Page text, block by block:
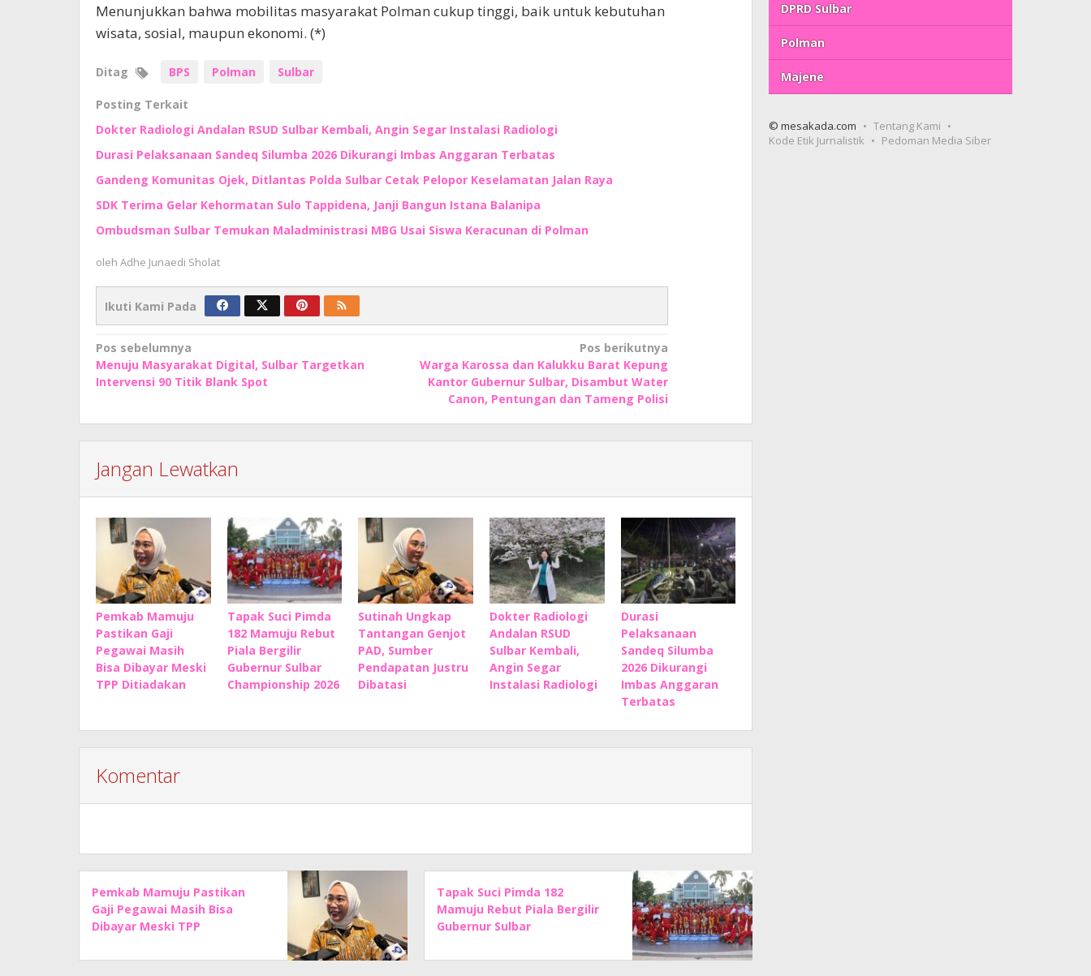
Menunjukkan bahwa mobilitas masyarakat Polman cukup tinggi, baik untuk kebutuhan
wisata, sosial, maupun ekonomi. (*)
Ditag BPS Polman Sulbar
Posting Terkait
Dokter Radiologi Andalan RSUD Sulbar Kembali, Angin Segar Instalasi Radiologi
Durasi Pelaksanaan Sandeq Silumba 2026 Dikurangi Imbas Anggaran Terbatas
Gandeng Komunitas Ojek, Ditlantas Polda Sulbar Cetak Pelopor Keselamatan Jalan Raya
SDK Terima Gelar Kehormatan Sulo Tappidena, Janji Bangun Istana Balanipa
Ombudsman Sulbar Temukan Maladministrasi MBG Usai Siswa Keracunan di Polman
oleh Adhe Junaedi Sholat
Ikuti Kami Pada
Navigasi
pos
Pos sebelumnya
Menuju Masyarakat Digital, Sulbar Targetkan
Intervensi 90 Titik Blank Spot
Pos berikutnya
Warga Karossa dan Kalukku Barat Kepung
Kantor Gubernur Sulbar, Disambut Water
Canon, Pentungan dan Tameng Polisi
Jangan Lewatkan
Pemkab Mamuju
Pastikan Gaji
Pegawai Masih
Bisa Dibayar Meski
TPP Ditiadakan
Tapak Suci Pimda
182 Mamuju Rebut
Piala Bergilir
Gubernur Sulbar
Championship 2026
Sutinah Ungkap
Tantangan Genjot
PAD, Sumber
Pendapatan Justru
Dibatasi
Dokter Radiologi
Andalan RSUD
Sulbar Kembali,
Angin Segar
Instalasi Radiologi
Durasi
Pelaksanaan
Sandeq Silumba
2026 Dikurangi
Imbas Anggaran
Terbatas
Komentar
Pemkab Mamuju Pastikan
Gaji Pegawai Masih Bisa
Dibayar Meski TPP
Tapak Suci Pimda 182
Mamuju Rebut Piala Bergilir
Gubernur Sulbar
DPRD Sulbar
Polman
Majene
© mesakada.com
Tentang Kami
Kode Etik Jurnalistik
Pedoman Media Siber